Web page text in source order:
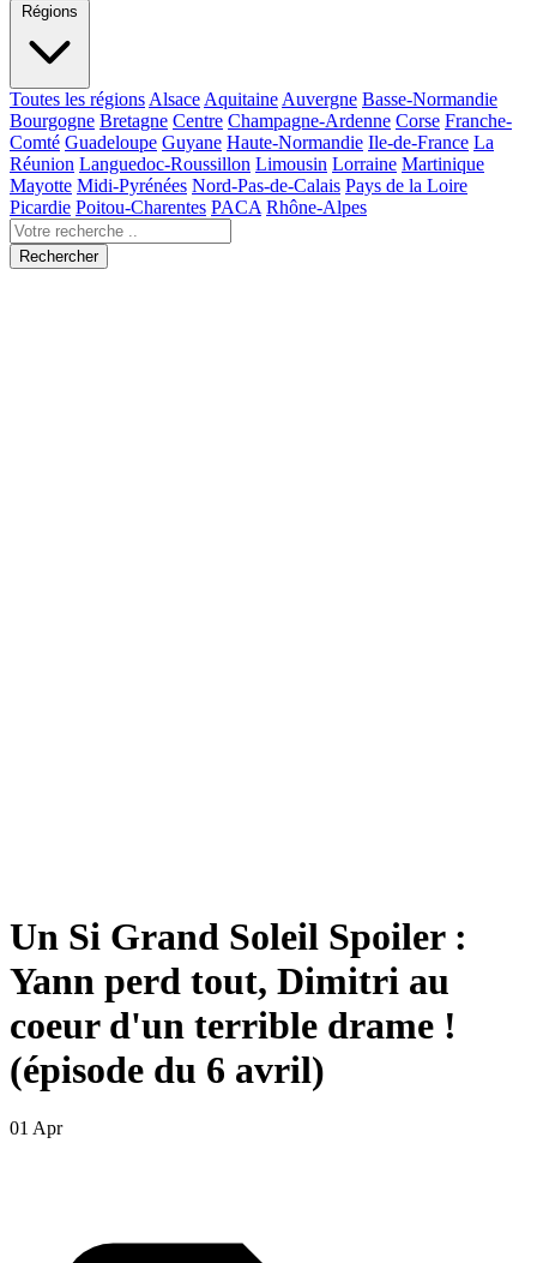
Régions
Toutes les régions Alsace Aquitaine Auvergne Basse-Normandie
Bourgogne Bretagne Centre Champagne-Ardenne Corse Franche-
Comté Guadeloupe Guyane Haute-Normandie Ile-de-France La
Réunion Languedoc-Roussillon Limousin Lorraine Martinique
Mayotte Midi-Pyrénées Nord-Pas-de-Calais Pays de la Loire
Picardie Poitou-Charentes PACA Rhône-Alpes
Rechercher
Un Si Grand Soleil Spoiler :
Yann perd tout, Dimitri au
coeur d'un terrible drame !
(épisode du 6 avril)
01 Apr